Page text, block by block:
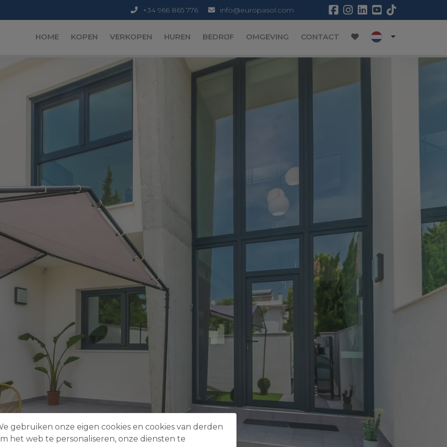
+34 966 865 776 info@europasol.com
HOME KOPEN VERKOPEN HUREN BEDRIJF OMGEVING CONTACT
gebruiken onze eigen cookies en cookies van derden
het web te personaliseren, onze diensten te